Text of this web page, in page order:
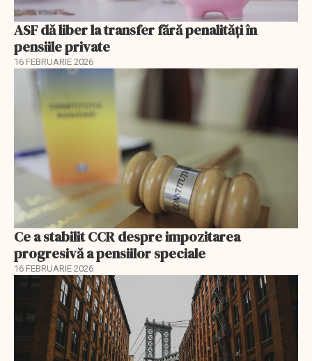
ASF dă liber la transfer fără penalități în
pensiile private
16 FEBRUARIE 2026
Ce a stabilit CCR despre impozitarea
progresivă a pensiilor speciale
16 FEBRUARIE 2026